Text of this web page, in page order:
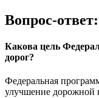
Вопрос-ответ:
Какова цель
дорог?
Федеральная
улучшение дорожной